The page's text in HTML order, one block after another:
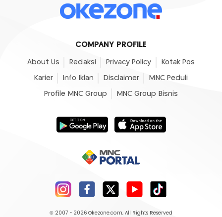
COMPANY PROFILE
About Us Redaksi Privacy Policy Kotak Pos
Karier Info Iklan Disclaimer MNC Peduli
Profile MNC Group MNC Group Bisnis
© 2007 - 2026 Okezone.com, All Rights Reserved